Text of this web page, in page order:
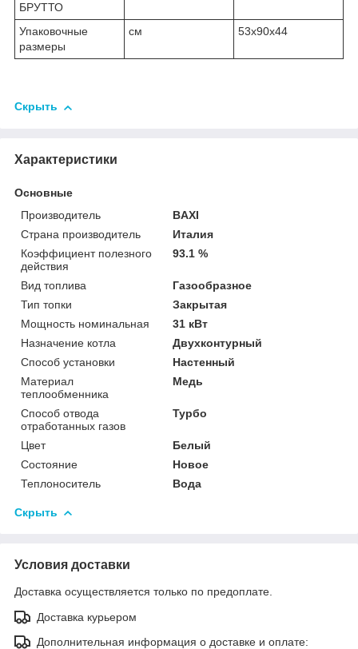
БРУТТО
Упаковочные
размеры
см 53х90х44
Скрыть
Характеристики
Основные
Производитель
BAXI
Страна производитель
Италия
Коэффициент полезного
действия
93.1 %
Вид топлива
Газообразное
Тип топки
Закрытая
Мощность номинальная
31 кВт
Назначение котла
Двухконтурный
Способ установки
Настенный
Материал
теплообменника
Медь
Способ отвода
отработанных газов
Турбо
Цвет
Белый
Состояние
Новое
Теплоноситель
Вода
Скрыть
Условия доставки
Доставка осуществляется только по предоплате.
Доставка курьером
Дополнительная информация о доставке и оплате: